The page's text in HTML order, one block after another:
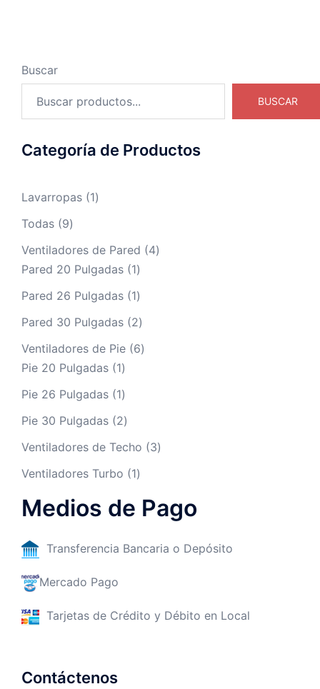
Buscar
BUSCAR
Categoría de Productos
Lavarropas 1
Todas 9
Ventiladores de Pared
4
Pared 20 Pulgadas 1
Pared 26 Pulgadas 1
Pared 30 Pulgadas 2
Ventiladores de Pie 6
Pie 20 Pulgadas 1
Pie 26 Pulgadas 1
Pie 30 Pulgadas 2
Ventiladores de Techo
3
Ventiladores Turbo
1
Medios de Pago
Transferencia Bancaria o Depósito
Mercado Pago
Tarjetas de Crédito y Débito en Local
Contáctenos